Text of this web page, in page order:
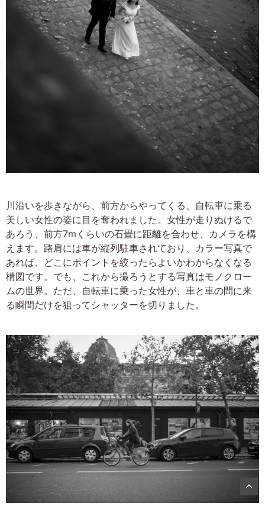
川沿いを歩きながら、前方からやってくる、自転車に乗る
美しい女性の姿に目を奪われました。女性が走りぬけるで
あろう、前方7mくらいの石畳に距離を合わせ、カメラを構
えます。路肩には車が縦列駐車されており、カラー写真で
あれば、どこにポイントを絞ったらよいかわからなくなる
構図です。でも、これから撮ろうとする写真はモノクロー
ムの世界。ただ、自転車に乗った女性が、車と車の間に来
る瞬間だけを狙ってシャッターを切りました。